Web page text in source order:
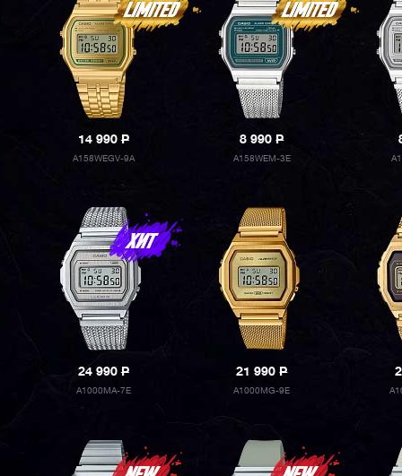
14 990P
A158WEGV-9A
8 990P
A158WEM-3E
24 990P
A1000MA-7E
21 990P
A1000MG-9E